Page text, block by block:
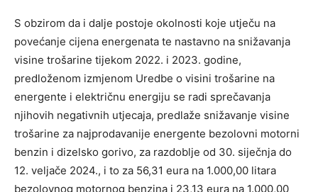
S obzirom da i dalje postoje okolnosti koje utječu na
povećanje cijena energenata te nastavno na snižavanja
visine trošarine tijekom 2022. i 2023. godine,
predloženom izmjenom Uredbe o visini trošarine na
energente i električnu energiju se radi sprečavanja
njihovih negativnih utjecaja, predlaže snižavanje visine
trošarine za najprodavanije energente bezolovni motorni
benzin i dizelsko gorivo, za razdoblje od 30. siječnja do
12. veljače 2024., i to za 56,31 eura na 1.000,00 litara
bezolovnog motornog benzina i 23,13 eura na 1.000,00